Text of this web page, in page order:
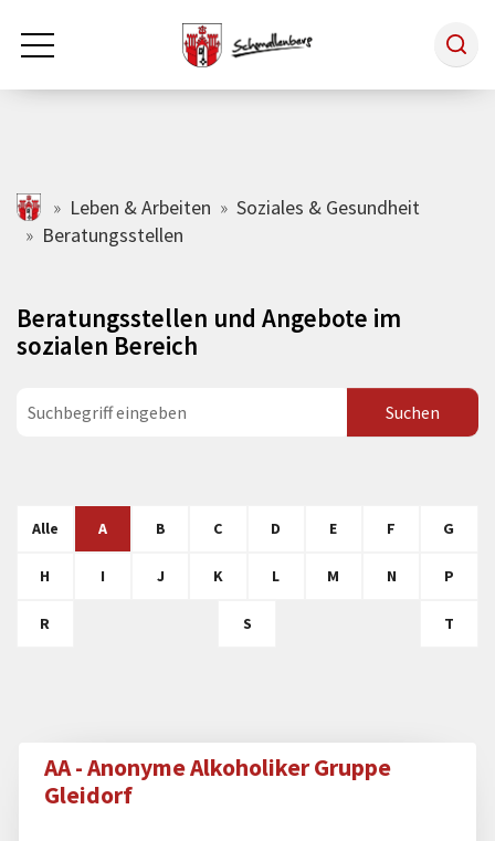
Zum Hauptinhalt springen
Rathaus & Politik
Tourismus
Freizeit & Kultur
schmallenberg.de
Leben & Arbeiten
Soziales & Gesundheit
Beratungsstellen
Beratungsstellen und Angebote im
sozialen Bereich
Alle A B C D E F G
H I J K L M N P
R S T
AA - Anonyme Alkoholiker Gruppe
Gleidorf